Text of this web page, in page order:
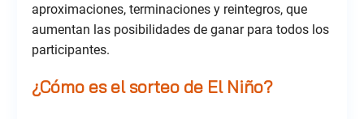
aproximaciones, terminaciones y reintegros, que
aumentan las posibilidades de ganar para todos los
participantes.
¿Cómo es el sorteo de El Niño?